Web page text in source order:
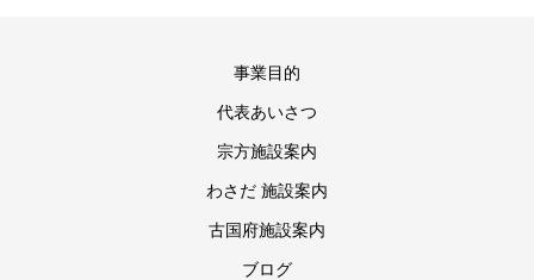
事業目的
代表あいさつ
宗方施設案内
わさだ 施設案内
古国府施設案内
ブログ